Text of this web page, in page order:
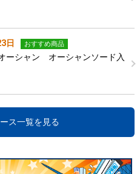
日 おすすめ商品
ーシャン オーシャンソード入
ス一覧を見る